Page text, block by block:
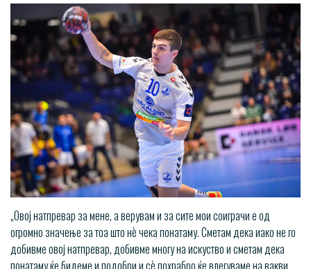
„Овој натпревар за мене, а верувам и за сите мои соиграчи е од
огромно значење за тоа што нѐ чека понатаму. Сметам дека иако не го
добивме овој натпревар, добивме многу на искуство и сметам дека